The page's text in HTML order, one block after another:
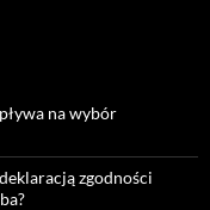
na wybór
zgodności